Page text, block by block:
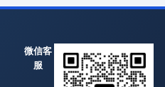
微信客
服